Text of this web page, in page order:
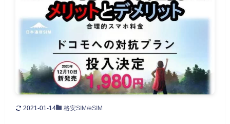
2021-01-14 格安SIM/eSIM